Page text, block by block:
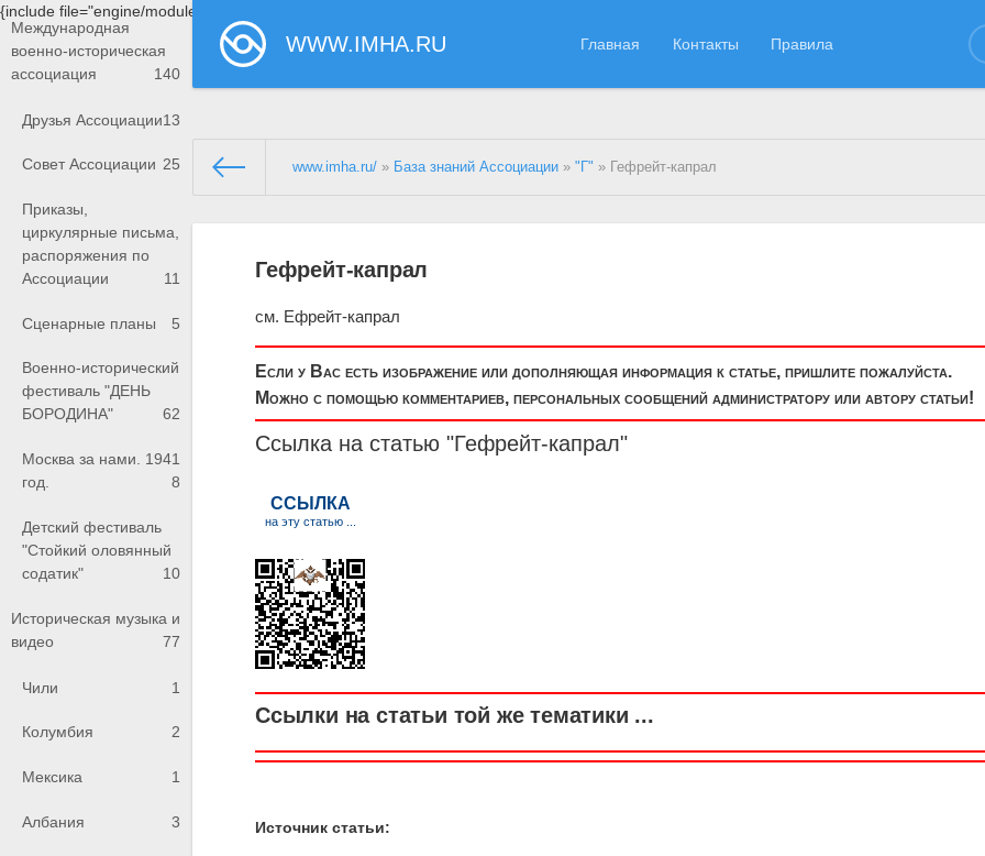
{include file="engine/modules/saperu/head.php"}
WWW.IMHA.RU Главная Контакты Правила
Международная
военно-историческая
ассоциация
140
Друзья Ассоциации13
Совет Ассоциации 25
Приказы,
циркулярные письма,
распоряжения по
Ассоциации
11
Сценарные планы 5
Военно-исторический
фестиваль "ДЕНЬ
БОРОДИНА"
62
Москва за нами. 1941
год.
8
Детский фестиваль
"Стойкий оловянный
содатик"
10
Историческая музыка и
видео
77
Чили 1
Колумбия 2
Мексика 1
Албания 3
www.imha.ru/ » База знаний Ассоциации »"Г" » Гефрейт-капрал
Гефрейт-капрал
см. Ефрейт-капрал
Если у Вас есть изображение или дополняющая информация к статье, пришлите пожалуйста.
Можно с помощью комментариев, персональных сообщений администратору или автору статьи!
Ссылка на статью "Гефрейт-капрал"
Ссылки на статьи той же тематики ...
Источник статьи: